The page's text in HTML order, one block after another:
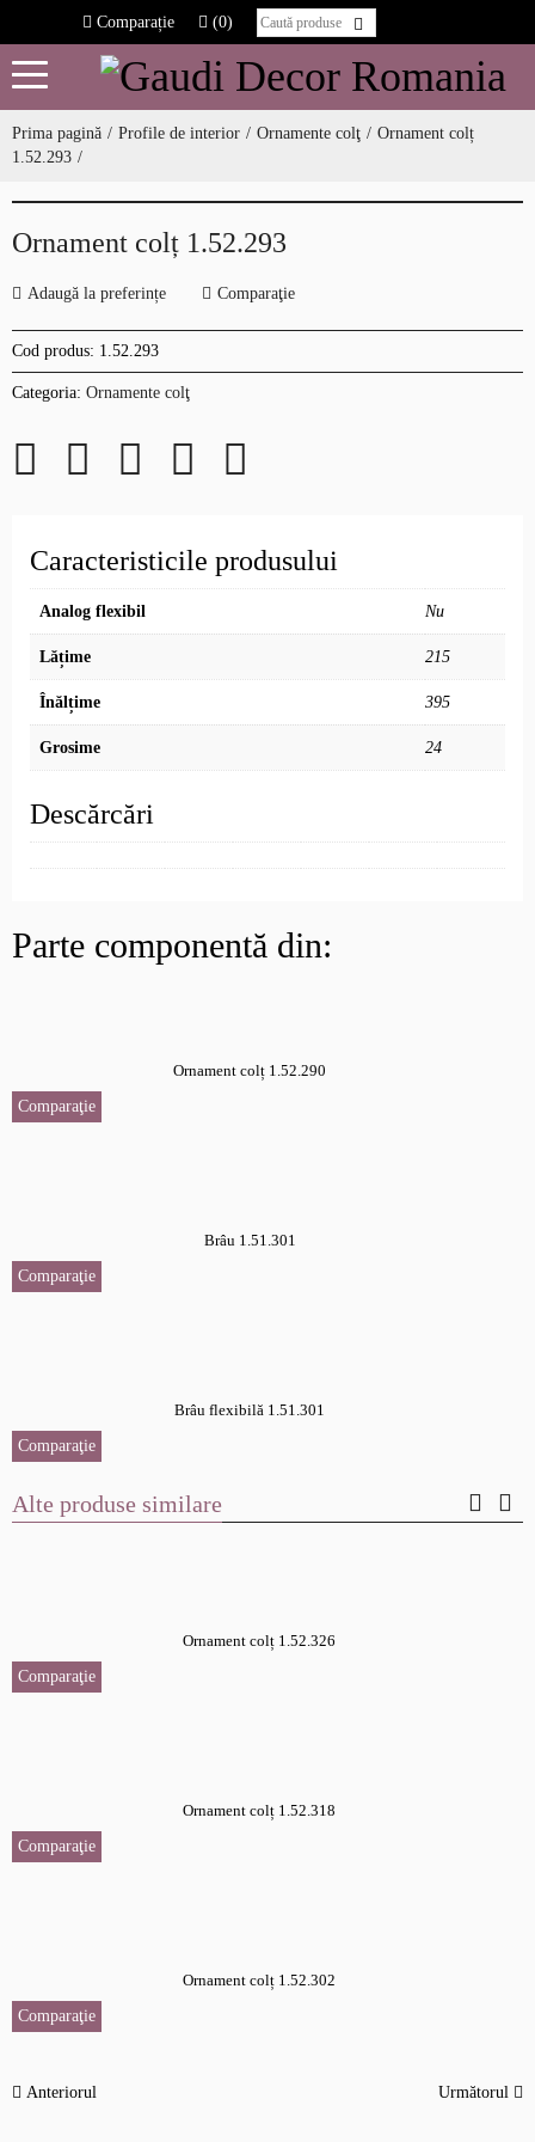
Comparație (0)
Prima pagină Profile de interior Ornamente colţ
Ornament colț
1.52.293
Ornament colț 1.52.293
Adaugă la preferințe Comparaţie
Cod produs: 1.52.293
Categoria: Ornamente colţ
Caracteristicile produsului
Analog flexibil Nu
Lățime 215
Înălțime 395
Grosime 24
Descărcări
Parte componentă din:
Ornament colț 1.52.290
Comparaţie
Brâu 1.51.301
Comparaţie
Brâu flexibilă 1.51.301
Comparaţie
Alte produse similare
Ornament colț 1.52.326
Comparaţie
Ornament colț 1.52.318
Comparaţie
Ornament colț 1.52.302
Comparaţie
Anteriorul Următorul